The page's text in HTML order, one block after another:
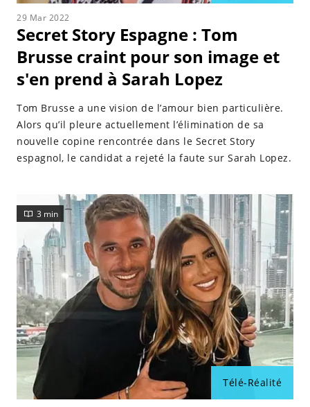
29 Mar 2022
Secret Story Espagne : Tom
Brusse craint pour son image et
s'en prend à Sarah Lopez
Tom Brusse a une vision de l’amour bien particulière.
Alors qu’il pleure actuellement l’élimination de sa
nouvelle copine rencontrée dans le Secret Story
espagnol, le candidat a rejeté la faute sur Sarah Lopez.
Télé-Réalité
3 min